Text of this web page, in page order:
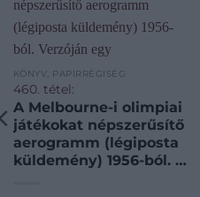
KÖNYV, PAPÍRRÉGISÉG
460. tétel:
A Melbourne-i olimpiai
játékokat népszerűsítő
aerogramm (légiposta
küldemény) 1956-ból. A